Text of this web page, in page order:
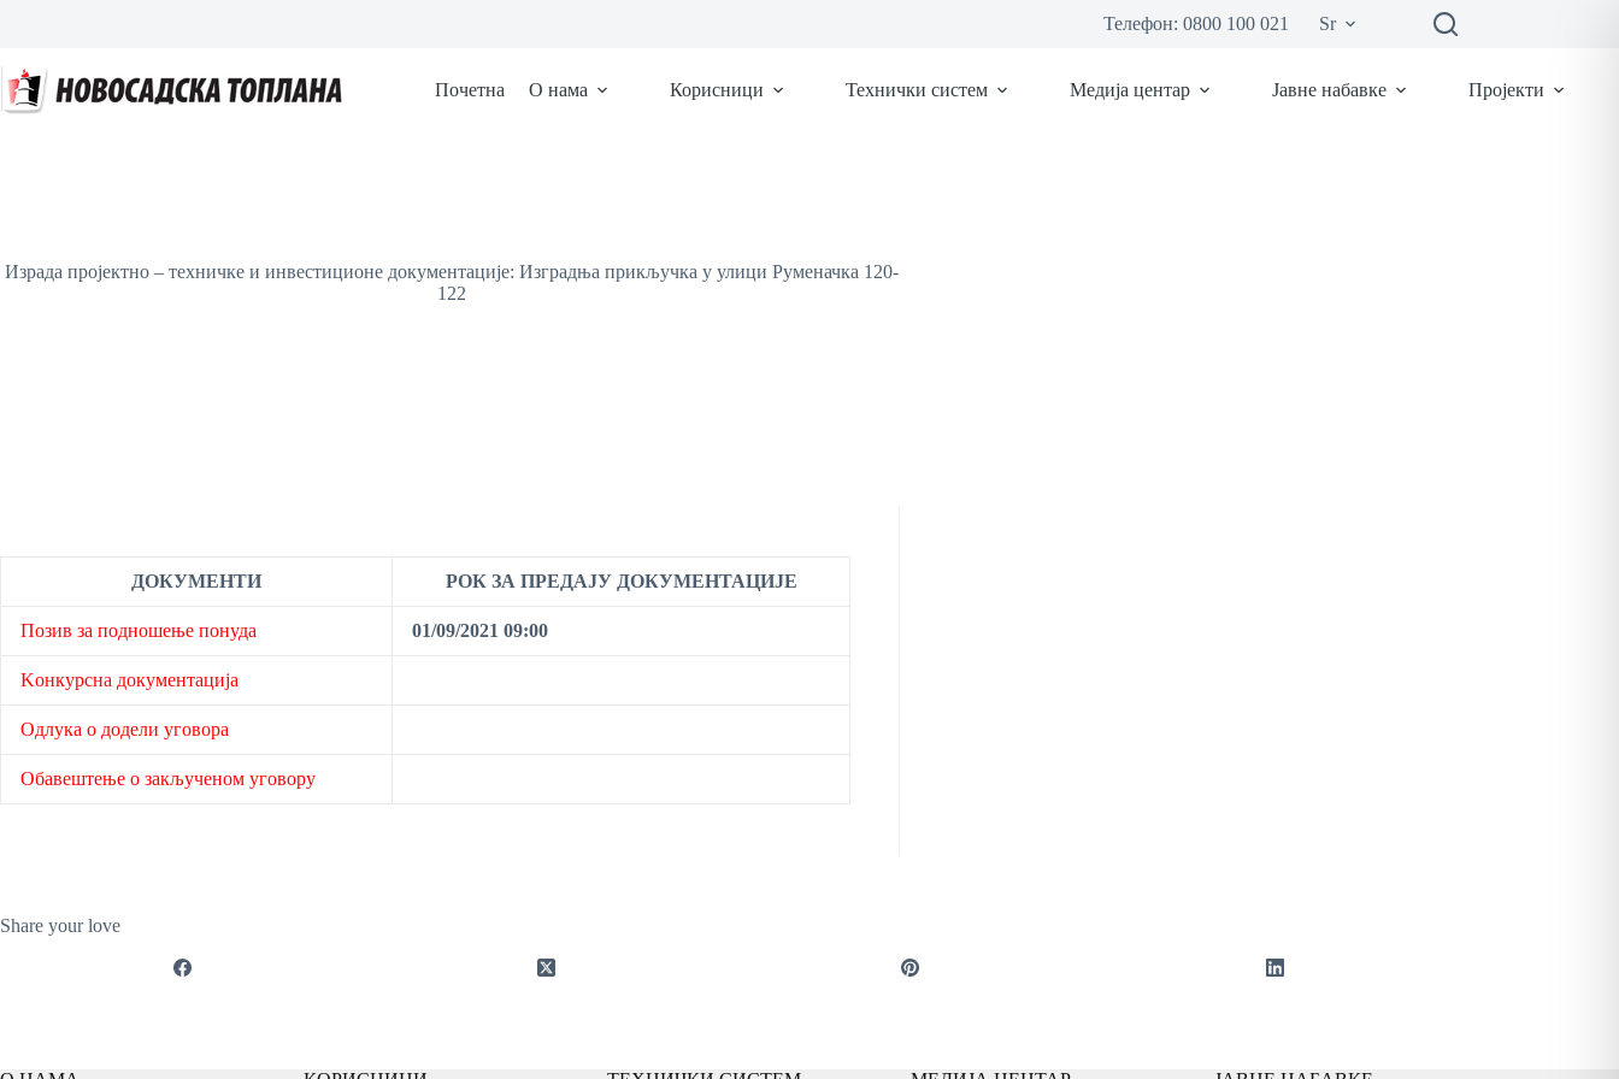
Телефон: 0800 100 021 Sr
Почетна О нама Корисници Технички систем Медија центар Јавне набавке Пројекти
Израда пројектно – техничке и инвестиционе документације: Изградња прикључка у улици Руменачка 120-
122
ДОКУМЕНТИ РОК ЗА ПРЕДАЈУ ДОКУМЕНТАЦИЈЕ
Позив за подношење понуда 01/09/2021 09:00
Kонкурсна документација
Одлука о додели уговора
Обавештење о закљученом уговору
Share your love